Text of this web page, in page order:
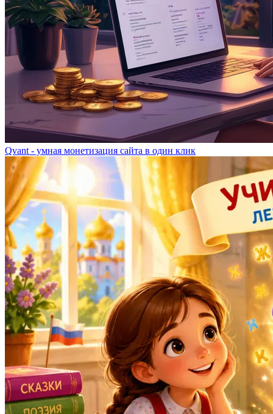
Qvant - умная монетизация сайта в один клик